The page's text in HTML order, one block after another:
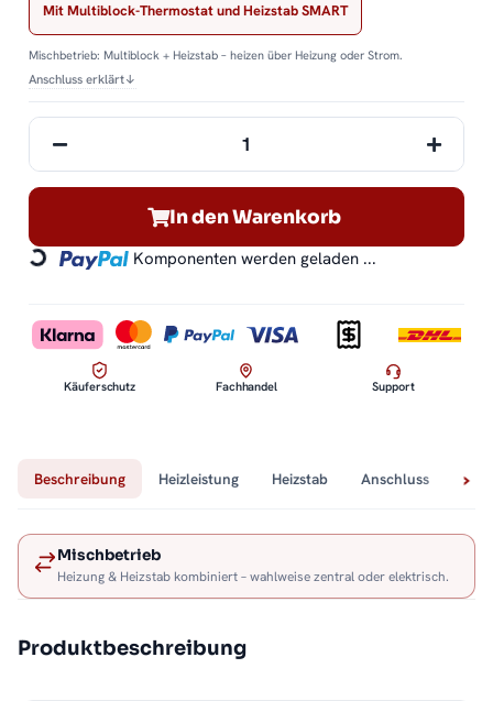
Mit Multiblock-Thermostat und Heizstab SMART
Mischbetrieb: Multiblock + Heizstab – heizen über Heizung oder Strom.
Anschluss erklärt↓
In den Warenkorb
Loading... Komponenten werden geladen ...
Käuferschutz Fachhandel Support
Beschreibung Heizleistung Heizstab Anschluss
Mischbetrieb
Heizung & Heizstab kombiniert – wahlweise zentral oder elektrisch.
Produktbeschreibung